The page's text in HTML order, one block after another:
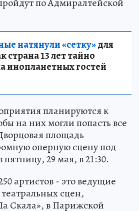
натянули «сетку»для
страна 13 лет тайно
инопланетных гостей
планируются к
на них могли попасть все
площадь
оперную сцену под
29 мая, в 21:30.
артистов - это ведущие
сцен,
Скала», в Парижской